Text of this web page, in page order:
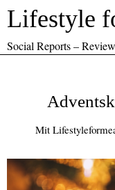
Lifestyle
Social Reports –
Mit